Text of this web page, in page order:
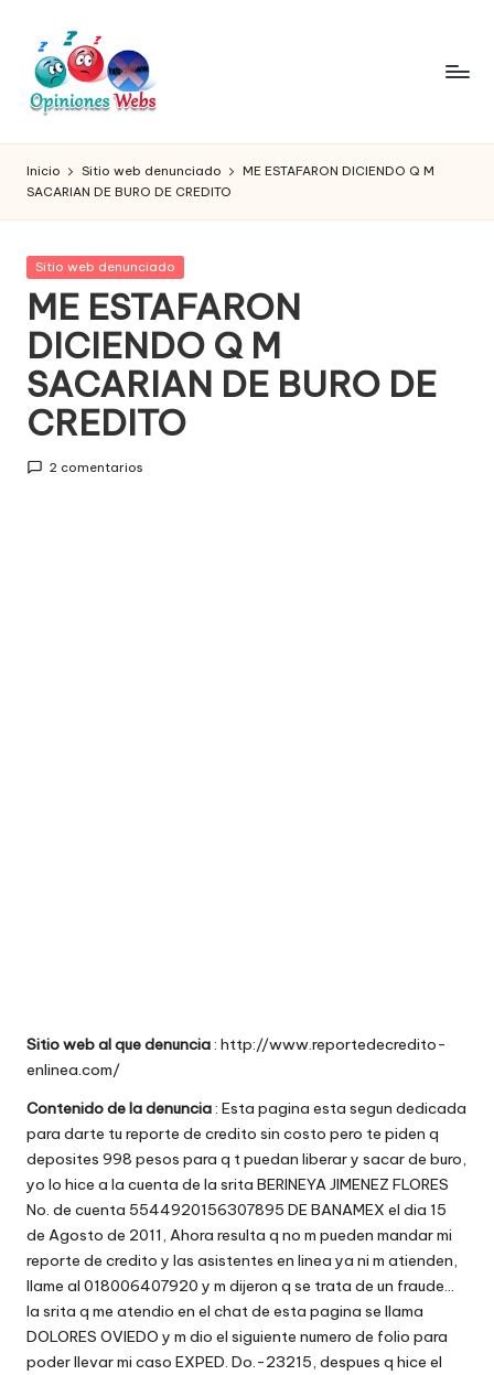
Saltar
contenido
O
pi
ni
o
n
e
s,
c
o
m
e
b
s
compra
online,
comprar
seguro
por
internet,
conoce
páginas
no
seguras
Inicio Sitio web denunciado
ME ESTAFARON DICIENDO Q M
SACARIAN DE BURO DE CREDITO
Publicada
Sitio web denunciado
ME ESTAFARON
DICIENDO Q M
SACARIAN DE BURO DE
CREDITO
2 comentarios
Sitio web al que denuncia: http://www.reportedecredito-
enlinea.com/
Contenido de la denuncia: Esta pagina esta segun dedicada
para darte tu reporte de credito sin costo pero te piden q
deposites 998 pesos para q t puedan liberar y sacar de buro,
yo lo hice a la cuenta de la srita BERINEYA JIMENEZ FLORES
No. de cuenta 5544920156307895 DE BANAMEX el dia 15
de Agosto de 2011, Ahora resulta q no m pueden mandar mi
reporte de credito y las asistentes en linea ya ni m atienden,
llame al 018006407920 y m dijeron q se trata de un fraude…
la srita q me atendio en el chat de esta pagina se llama
DOLORES OVIEDO y m dio el siguiente numero de folio para
poder llevar mi caso EXPED. Do.-23215, despues q hice el